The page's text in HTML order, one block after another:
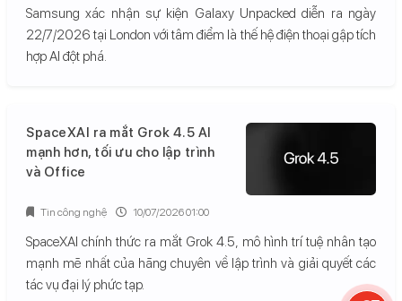
Samsung xác nhận sự kiện Galaxy Unpacked diễn ra ngày
22/7/2026 tại London với tâm điểm là thế hệ điện thoại gập tích
hợp AI đột phá.
SpaceXAI ra mắt Grok 4.5 AI
mạnh hơn, tối ưu cho lập trình
và Office
SpaceXAI chính thức ra mắt Grok 4.5, mô hình trí tuệ nhân tạo
mạnh mẽ nhất của hãng chuyên về lập trình và giải quyết các
tác vụ đại lý phức tạp.
Tin công nghệ 10/07/2026 01:00